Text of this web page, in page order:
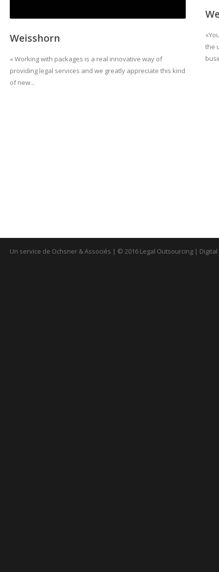
the
Weisshorn
« Working with packages is a real innovative way of
providing legal services and we greatly appreciate this kind
of new...
Un service de Ochsner & Associés | © 2016 Legal Outsourcing |